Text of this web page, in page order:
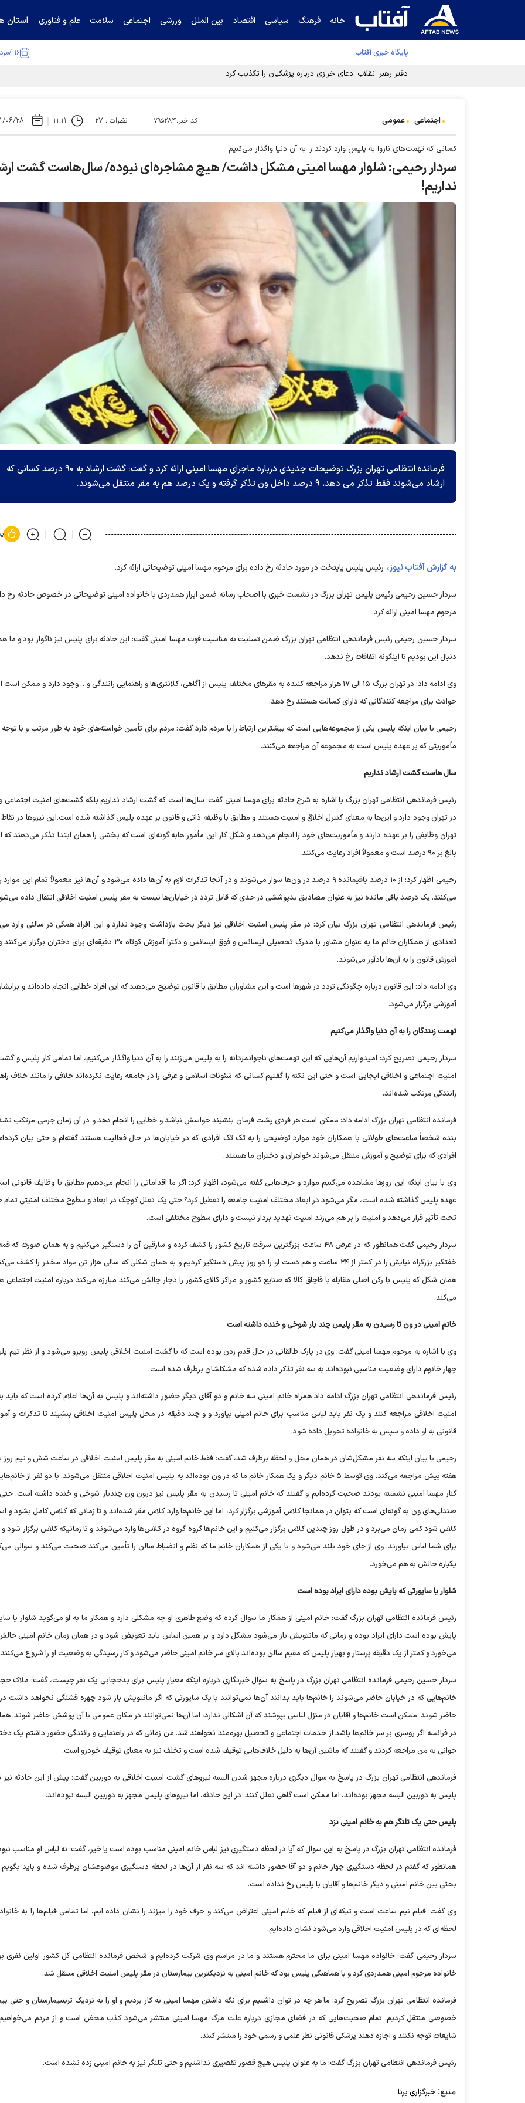
خانه فرهنگ سیاسی اقتصاد بین الملل ورزشی اجتماعی سلامت علم و فناوری استان
پایگاه خبری آفتاب ۱۶ /مرداد /۱۴۰۵
دفتر رهبر انقلاب ادعای خرازی درباره پزشکیان را تکذیب کرد
اجتماعی عمومی کد خبر:۷۹۵۲۸۴ نظرات : ۲۷ ۱۱:۱۱ ۱۴۰۱/
کسانی که تهمت‌های ناروا به پلیس وارد کردند را به آن دنیا واگذار می‌کنیم
سردار رحیمی: شلوار مهسا امینی مشکل داشت/ هیچ مشاجره‌ای نبوده/ سال‌هاست گشت
نداریم!
فرمانده انتظامی تهران بزرگ توضیحات جدیدی درباره ماجرای مهسا امینی ارائه کرد و گفت: گشت ارشاد به ۹۰ درصد کسانی که
ارشاد می‌شوند فقط تذکر می دهد، ۹ درصد داخل ون تذکر گرفته و یک درصد هم به مقر منتقل می‌شوند.
به گزارش آفتاب نیوز، رئیس پلیس پایتخت در مورد حادثه رخ داده برای مرحوم مهسا امینی توضیحاتی ارائه کرد.
سردار حسین رحیمی رئیس پلیس تهران بزرگ در نشست خبری با اصحاب رسانه ضمن ابراز همدردی با خانواده امینی توضیحاتی در خصوص حادثه رخ
مرحوم مهسا امینی ارائه کرد.
سردار حسین رحیمی رئیس فرماندهی انتظامی تهران بزرگ ضمن تسلیت به مناسبت فوت مهسا امینی گفت: این حادثه برای پلیس نیز ناگوار بود و ما
دنبال این بودیم تا اینگونه اتفاقات رخ ندهد.
وی ادامه داد: در تهران بزرگ ۱۵ الی ۱۷ هزار مراجعه کننده به مقر‌های مختلف پلیس از آگاهی، کلانتری‌ها و راهنمایی رانندگی و… وجود دارد و ممکن
حوادث برای مراجعه کنندگانی که دارای کسالت هستند رخ دهد.
رحیمی با بیان اینکه پلیس یکی از مجموعه‌هایی است که بیشترین ارتباط را با مردم دارد گفت: مردم برای تأمین خواسته‌های خود به طور مرتب و با
مأموریتی که بر عهده پلیس است به مجموعه آن مراجعه می‌کنند.
سال هاست گشت ارشاد نداریم
رئیس فرماندهی انتظامی تهران بزرگ با اشاره به شرح حادثه برای مهسا امینی گفت: سال‌ها است که گشت ارشاد نداریم بلکه گشت‌های امنیت اجتماعی
در تهران وجود دارد و این‌ها به معنای کنترل اخلاق و امنیت هستند و مطابق با وظیفه ذاتی و قانون بر عهده پلیس گذاشته شده است.این نیرو‌ها در
تهران وظایفی را بر عهده دارند و مأموریت‌های خود را انجام می‌دهد و شکل کار این مأمور هابه گونه‌ای است که بخشی را همان ابتدا تذکر می‌دهند که
بالغ بر ۹۰ درصد است و معمولاً افراد رعایت می‌کنند.
رحیمی اظهار کرد: از ۱۰ درصد باقیمانده ۹ درصد در ون‌ها سوار می‌شوند و در آنجا تذکرات لازم به آن‌ها داده می‌شود و آن‌ها نیز معمولاً تمام این
می‌کنند. یک درصد باقی مانده نیز به عنوان مصادیق بدپوششی در حدی که قابل تردد در خیابان‌ها نیست به مقر پلیس امنیت اخلاقی انتقال داده
رئیس فرماندهی انتظامی تهران بزرگ بیان کرد: در مقر پلیس امنیت اخلاقی نیز دیگر بحث بازداشت وجود ندارد و این افراد همگی در سالنی وارد
تعدادی از همکاران خانم ما به عنوان مشاور با مدرک تحصیلی لیسانس و فوق لیسانس و دکترا آموزش کوتاه ۳۰ دقیقه‌ای برای
آموزش قانون را به آن‌ها یادآور می‌شوند.
وی ادامه داد: این قانون درباره چگونگی تردد در شهر‌ها است و این مشاوران مطابق با قانون توضیح می‌دهند که این افراد خطایی انجام داده‌اند و
آموزشی برگزار می‌شود.
تهمت زنندگان را به آن دنیا واگذار می‌کنیم
سردار رحیمی تصریح کرد: امیدواریم آن‌هایی که این تهمت‌های ناجوانمردانه را به پلیس می‌زنند را به آن دنیا واگذار می‌کنیم، اما تمامی کار پلیس و
امنیت اجتماعی و اخلاقی ایجابی است و حتی این نکته را گفتیم کسانی که شئونات اسلامی و عرفی را در جامعه رعایت نکرده‌اند خلافی را مانند خلاف
رانندگی مرتکب شده‌اند.
فرمانده انتظامی تهران بزرگ ادامه داد: ممکن است هر فردی پشت فرمان بنشیند حواسش نباشد و خطایی را انجام دهد و در آن زمان جرمی مرتکب
بنده شخصاً ساعت‌های طولانی با همکاران خود موارد توضیحی را به تک تک افرادی که در خیابان‌ها در حال فعالیت هستند گفته‌ام و حتی بیان
افرادی که برای توضیح و آموزش منتقل می‌شوند خواهران و دختران ما هستند.
وی با بیان اینکه این روز‌ها مشاهده می‌کنیم موارد و حرف‌هایی گفته می‌شود، اظهار کرد: اگر ما اقداماتی را انجام می‌دهیم مطابق با وظایف قانونی
عهده پلیس گذاشته شده است، مگر می‌شود در ابعاد مختلف امنیت جامعه را تعطیل کرد؟ حتی یک تعلل کوچک در ابعاد و سطوح مختلف امنیتی تمام
تحت تأثیر قرار می‌دهد و امنیت را بر هم می‌زند امنیت تهدید بردار نیست و دارای سطوح مختلفی است.
سردار رحیمی گفت همانطور که در عرض ۴۸ ساعت بزرگترین سرقت تاریخ کشور را کشف کرده و سارقین آن را دستگیر می‌کنیم و به همان صورت
خفتگیر بزرگراه نیایش را در کمتر از ۲۴ ساعت و هم دست او را دو روز پیش دستگیر کردیم و به همان شکلی که سالی هزار تن مواد مخدر را کشف
همان شکل که پلیس با رکن اصلی مقابله با قاچاق کالا که صنایع کشور و مراکز کالای کشور را دچار چالش می‌کند مبارزه می‌کند درباره امنیت اجتماعی
می‌کند.
خانم امینی در ون تا رسیدن به مقر پلیس چند بار شوخی و خنده داشته است
وی با اشاره به مرحوم مهسا امینی گفت: وی در پارک طالقانی در حال قدم زدن بوده است که با گشت امنیت اخلاقی پلیس روبرو می‌شود و از نظر تیم
چهار خانوم دارای وضعیت مناسبی نبوده‌اند به سه نفر تذکر داده شده که مشکلشان برطرف شده است.
رئیس فرماندهی انتظامی تهران بزرگ ادامه داد همراه خانم امینی سه خانم و دو آقای دیگر حضور داشته‌اند و پلیس به آن‌ها اعلام کرده است که باید
امنیت اخلاقی مراجعه کنند و یک نفر باید لباس مناسب برای خانم امینی بیاورد و و چند دقیقه در محل پلیس امنیت اخلاقی بنشیند تا تذکرات و
قانونی به او داده و سپس به خانواده تحویل داده شود.
رحیمی با بیان اینکه سه نفر مشکل‌شان در همان محل و لحظه برطرف شد، گفت: فقط خانم امینی به مقر پلیس امنیت اخلاقی در ساعت شش و نیم روز
هفته پیش مراجعه می‌کند. وی توسط ۵ خانم دیگر و یک همکار خانم ما که در ون بوده‌اند به پلیس امنیت اخلاقی منتقل می‌شوند. با دو نفر از
کنار مهسا امینی نشسته بودند صحبت کرده‌ایم و گفتند که خانم امینی تا رسیدن به مقر پلیس نیز درون ون چندبار شوخی و خنده داشته است.
صندلی‌های ون به گونه‌ای است که بتوان در همانجا کلاس آموزشی برگزار کرد، اما این خانم‌ها وارد کلاس مقر شده‌اند و تا زمانی که کلاس کامل بشود و
کلاس شود کمی زمان می‌برد و در طول روز چندین کلاس برگزار می‌کنیم و این خانم‌ها گروه گروه در کلاس‌ها وارد می‌شوند و تا زمانیکه کلاس برگزار شود و
برای شما لباس بیاورند. وی از جای خود بلند می‌شود و با یکی از همکاران خانم ما که نظم و انضباط سالن را تأمین می‌کند صحبت می‌کند و سوالی
یکباره حالش به هم می‌خورد.
شلوار یا ساپورتی که پایش بوده دارای ایراد بوده است
رئیس فرمانده انتظامی تهران بزرگ گفت: خانم امینی از همکار ما سوال کرده که وضع ظاهری او چه مشکلی دارد و همکار ما به او می‌گوید شلوار یا
پایش بوده است دارای ایراد بوده و زمانی که مانتویش باز می‌شود مشکل دارد و بر همین اساس باید تعویض شود و در همان زمان خانم امینی
می‌خورد و کمتر از یک دقیقه پرستار و بهیار پلیس که مقیم سالن بوده‌اند بالای سر خانم امینی حاضر می‌شود و کار رسیدگی به وضعیت او را شروع
سردار حسین رحیمی فرمانده انتظامی تهران بزرگ در پاسخ به سوال خبرنگاری درباره اینکه معیار پلیس برای بدحجابی یک نفر چیست، گفت: ملاک
خانم‌هایی که در خیابان حاضر می‌شوند را خانم‌ها باید بدانند آن‌ها نمی‌توانند با یک ساپورتی که اگر مانتویش باز شود چهره قشنگی نخواهد داشت
حاضر شوند. ممکن است خانم‌ها و آقایان در منزل لباسی بپوشند که آن اشکالی ندارد، اما آن‌ها نمی‌توانند در مکان عمومی با آن پوشش حاضر شوند.
در فرانسه اگر روسری بر سر خانم‌ها باشد از خدمات اجتماعی و تحصیل بهره‌مند نخواهند شد. من زمانی که در راهنمایی و رانندگی حضور داشتم یک
جوانی به من مراجعه کردند و گفتند که ماشین آن‌ها به دلیل خلاف‌هایی توقیف شده است و تخلف نیز به معنای توقیف خودرو است.
فرماندهی انتظامی تهران بزرگ در پاسخ به سوال دیگری درباره مجهز شدن البسه نیرو‌های گشت امنیت اخلاقی به دوربین گفت: پیش از این حادثه نیز
پلیس به دوربین البسه مجهز بوده‌اند، اما ممکن است گاهی تعلل کنند. در این حادثه، اما نیرو‌های پلیس مجهز به دوربین البسه نبوده‌اند.
پلیس حتی یک تلنگر هم به خانم امینی نزد
فرمانده انتظامی تهران بزرگ در پاسخ به این سوال که آیا در لحظه دستگیری نیز لباس خانم امینی مناسب بوده است یا خیر، گفت: نه لباس او مناسب
همانطور که گفتم در لحظه دستگیری چهار خانم و دو آقا حضور داشته اند که سه نفر از آن‌ها در لحظه دستگیری موضوعشان برطرف شده و باید
بحثی بین خانم امینی و دیگر خانم‌ها و آقایان با پلیس رخ نداده است.
وی گفت: فیلم نیم ساعت است و تیکه‌ای از فیلم که خانم امینی اعتراض می‌کند و حرف خود را میزند را نشان داده ایم، اما تمامی فیلم‌ها را به
لحظه‌ای که در پلیس امنیت اخلاقی وارد می‌شود نشان داده‌ایم.
سردار رحیمی گفت: خانواده مهسا امینی برای ما محترم هستند و ما در مراسم وی شرکت کرده‌ایم و شخص فرمانده انتظامی کل کشور اولین نفری
خانواده مرحوم امینی همدردی کرد و با هماهنگی پلیس بود که خانم امینی به نزدیکترین بیمارستان در مقر پلیس امنیت اخلاقی منتقل شد.
فرمانده انتظامی تهران بزرگ تصریح کرد: ما هر چه در توان داشتیم برای نگه داشتن مهسا امینی به کار بردیم و او را به نزدیک ترینبیمارستان و حتی
خصوصی منتقل کردیم. تمام صحبت‌هایی که در فضای مجازی درباره علت مرگ مهسا امینی منتشر می‌شود کذب محض است و از مردم
شایعات توجه نکنند و اجازه دهند پزشکی قانونی نظر علمی و رسمی خود را منتشر کنند.
رئیس فرماندهی انتظامی تهران بزرگ گفت: ما به عنوان پلیس هیچ قصور تقصیری نداشتیم و حتی تلنگر نیز به خانم امینی زده نشده است.
منبع: خبرگزاری برنا